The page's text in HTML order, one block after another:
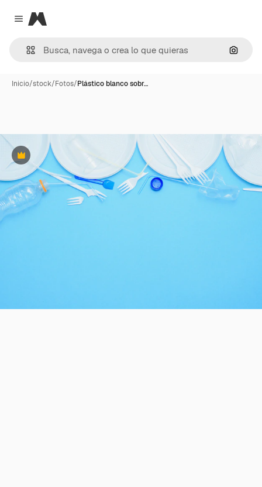
Close menu
Magnific
Inicio/stock/Fotos/Plástico blanco sobr…
Premium